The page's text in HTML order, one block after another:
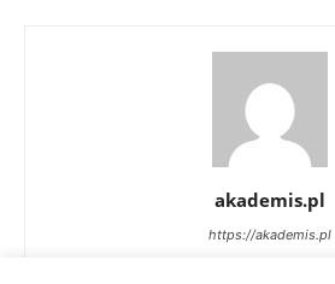
akademis.pl
https://akademis.pl